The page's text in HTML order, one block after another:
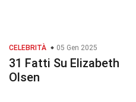
CELEBRITÀ 05 Gen 2025
31 Fatti Su Elizabeth
Olsen